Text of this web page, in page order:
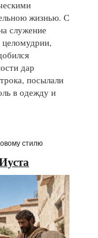
жизнью. С
служение
дар
посылали
в одежду и
стилю